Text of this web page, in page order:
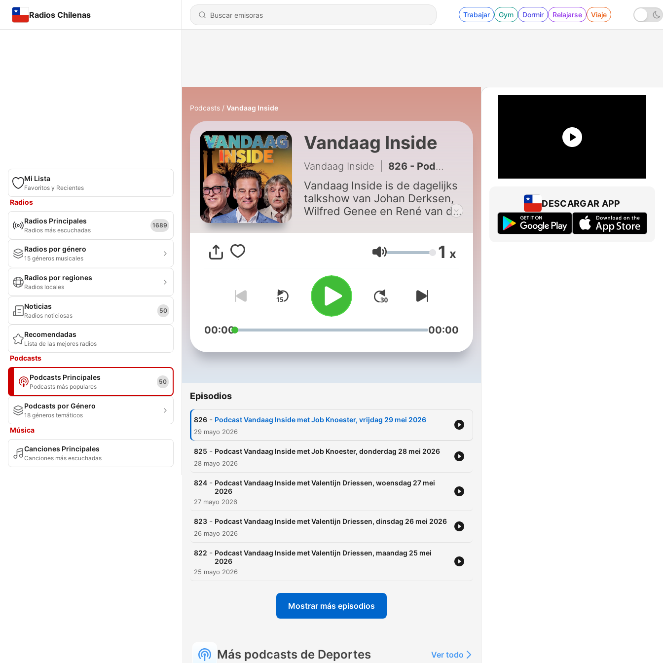
Radios Chilenas Trabajar Gym Dormir Relajarse Viaje
Mi Lista
Favoritos y Recientes
Radios
Radios Principales
Radios más escuchadas
1689
Radios por género
15 géneros musicales
Radios por regiones
Radios locales
Noticias
Radios noticiosas
50
Recomendadas
Lista de las mejores radios
Podcasts
Podcasts Principales
Podcasts más populares
50
Podcasts por Género
18 géneros temáticos
Música
Canciones Principales
Canciones más escuchadas
Podcasts Vandaag Inside
Vandaag Inside
Vandaag Inside 826 - Podcast Vandaag Inside met Job Knoester, vrijdag 29 mei 2026
Vandaag Inside is de dagelijks
talkshow van Johan Derksen,
Wilfred Genee en René van der
actualiteit, de meest
opvallende randzaken en
momenten. Ook vliegen de
meest smaakvolle anekdotes
je om de oren. Vandaag Inside
is elke werkdag om 21:35 uur
te zien op SBS6 en terug te
Volumen 1 x
00:00 00:00
Episodios
826 - Podcast Vandaag Inside met Job Knoester, vrijdag 29 mei 2026
29 mayo 2026
825 - Podcast Vandaag Inside met Job Knoester, donderdag 28 mei 2026
28 mayo 2026
824 - Podcast Vandaag Inside met Valentijn Driessen, woensdag 27 mei
2026
27 mayo 2026
823 - Podcast Vandaag Inside met Valentijn Driessen, dinsdag 26 mei 2026
26 mayo 2026
822 - Podcast Vandaag Inside met Valentijn Driessen, maandag 25 mei
2026
25 mayo 2026
Mostrar más episodios
Más podcasts de Deportes Ver todo
DESCARGAR APP